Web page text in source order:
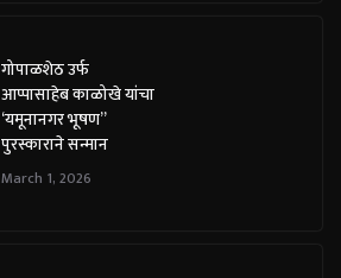
गोपाळशेठ उर्फ
आप्पासाहेब काळोखे यांचा
‘यमूनानगर भूषण”
पुरस्काराने सन्मान
March 1, 2026